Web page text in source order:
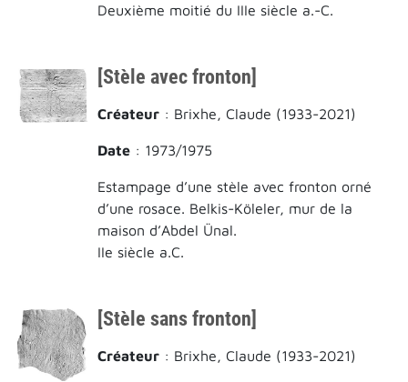
Deuxième moitié du IIIe siècle a.-C.
[Stèle avec fronton]
Créateur : Brixhe, Claude (1933-2021)
Date : 1973/1975
Estampage d’une stèle avec fronton orné
d’une rosace. Belkis-Köleler, mur de la
maison d’Abdel Ünal.
IIe siècle a.C.
[Stèle sans fronton]
Créateur : Brixhe, Claude (1933-2021)